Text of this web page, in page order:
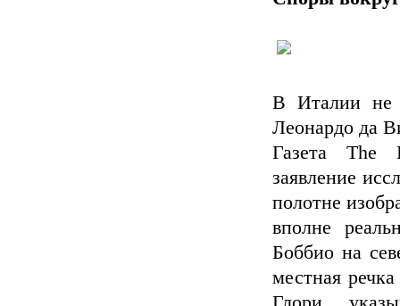
В Италии не
Леонардо да
Газета The
заявление
полотне
вполне
Боббио на
местная